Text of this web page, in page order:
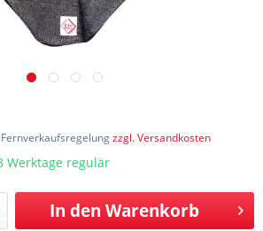
zzgl. Versandkosten
Werktage regulär
In den Warenkorb